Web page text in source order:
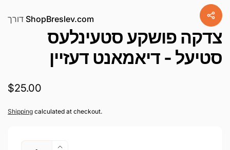
דורך ShopBreslev.com
צדקה פושקע סטעינלעס
סטיעל - דיאמאנט דעזיין
געהעריגע
$25.00
Shipping calculated at checkout.
צאל